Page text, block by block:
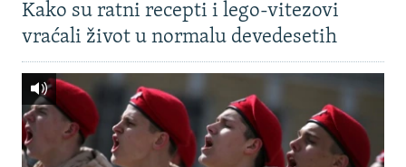
Kako su ratni recepti i lego-vitezovi
vraćali život u normalu devedesetih